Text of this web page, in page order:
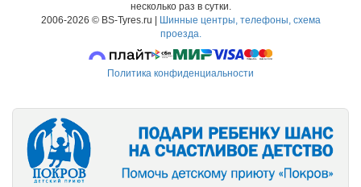
несколько раз в сутки.
2006-2026 © BS-Tyres.ru |
Шинные центры, телефоны, схема
проезда.
Политика конфиденциальности